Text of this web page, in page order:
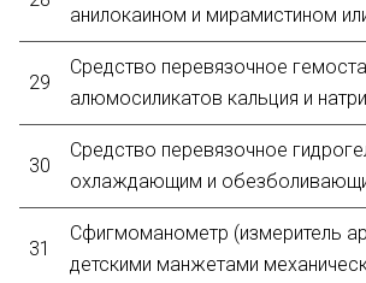
анилокаином и мирамистином
29
Средство перевязочное
алюмосиликатов кальция и
30
Средство перевязочное
охлаждающим и
31
Сфигмоманометр (измеритель
детскими манжетами